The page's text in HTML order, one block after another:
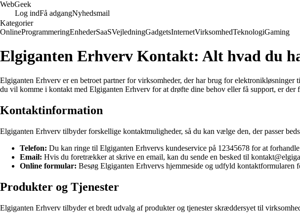
WebGeek
Log indFå adgangNyhedsmail
Kategorier
OnlineProgrammeringEnhederSaaSVejledningGadgetsInternetVirksomhedTeknologiGaming
Elgiganten Erhverv Kontakt: Alt hvad du
Elgiganten Erhverv er en betroet partner for virksomheder, der har brug for
du vil komme i kontakt med Elgiganten Erhverv for at drøfte dine behov eller få support, er der
Kontaktinformation
Elgiganten Erhverv tilbyder forskellige kontaktmuligheder, så du kan vælge den, der passer
Telefon: Du kan ringe til Elgiganten Erhvervs kundeservice på 12345678 for at
Email: Hvis du foretrækker at skrive en email, kan du sende en besked til
Online formular: Besøg Elgiganten Erhvervs hjemmeside og udfyld kontaktformularen
Produkter og Tjenester
Elgiganten Erhverv tilbyder et bredt udvalg af produkter og tjenester skræddersyet til